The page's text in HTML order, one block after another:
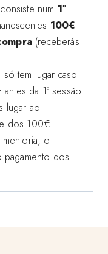
num 1º
100€
(receberás
tem lugar caso
da 1ª sessão
lugar ao
dos 100€.
o
pagamento dos